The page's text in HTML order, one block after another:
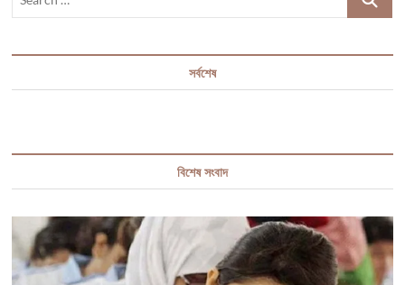
সর্বশেষ
বিশেষ সংবাদ